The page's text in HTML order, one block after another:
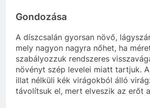
Gondozása
A díszcsalán gyorsan növő,
mely nagyon nagyra nőhet, ha
szabályozzuk rendszeres
növényt szép levelei miatt tartjuk.
illat nélküli kék virágokból álló
távolítsuk el, mert elveszik az erőt